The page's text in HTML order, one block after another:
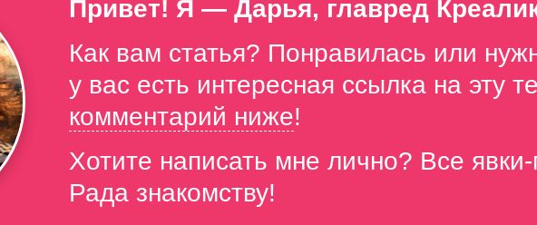
Привет! Я — Дарья, главред
Как вам статья? Понравилась или
у вас есть интересная ссылка на эту
комментарий ниже!
Хотите написать мне лично? Все
Рада знакомству!